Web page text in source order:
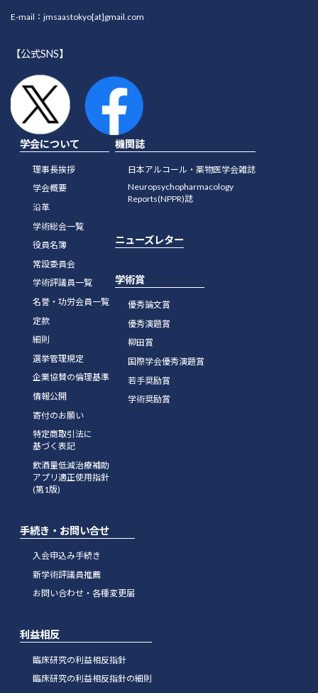
E-mail：jmsaastokyo[at]gmail.com
【公式SNS】
学会について
理事長挨拶
学会概要
沿革
学術総会一覧
役員名簿
常設委員会
学術評議員一覧
名誉・功労会員一覧
定款
細則
選挙管理規定
企業協賛の倫理基準
情報公開
寄付のお願い
特定商取引法に
基づく表記
飲酒量低減治療補助
アプリ適正使用指針
(第1版)
機関誌
日本アルコール・薬物医学会雑誌
Neuropsychopharmacology
Reports(NPPR)誌
ニューズレター
学術賞
優秀論文賞
優秀演題賞
柳田賞
国際学会優秀演題賞
若手奨励賞
学術奨励賞
手続き・お問い合せ
入会申込み手続き
新学術評議員推薦
お問い合わせ・各種変更届
利益相反
臨床研究の利益相反指針
臨床研究の利益相反指針の細則